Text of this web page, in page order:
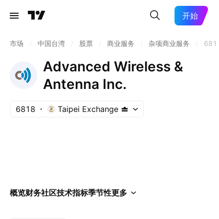
开始
市场 中国台湾 股票 商业服务 杂项商业服务
Advanced Wireless &
Antenna Inc.
6818 Taipei Exchange
概览财务社区技术指标季节性更多